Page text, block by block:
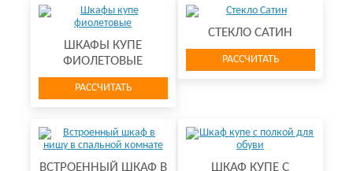
ШКАФЫ КУПЕ
ФИОЛЕТОВЫЕ
РАССЧИТАТЬ
СТЕКЛО САТИН
РАССЧИТАТЬ
ВСТРОЕННЫЙ ШКАФ В
ШКАФ КУПЕ С